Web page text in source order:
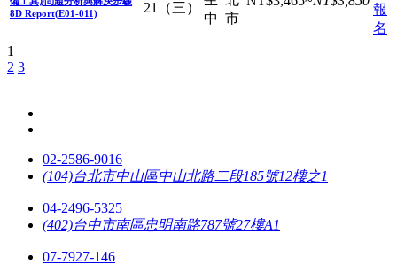
8D Report(E01-011)
21（三）
中 市
報
名
1
2 3
02-2586-9016
(104)台北市中山區中山北路二段185號12樓之1
04-2496-5325
(402)台中市南區忠明南路787號27樓A1
07-7927-146